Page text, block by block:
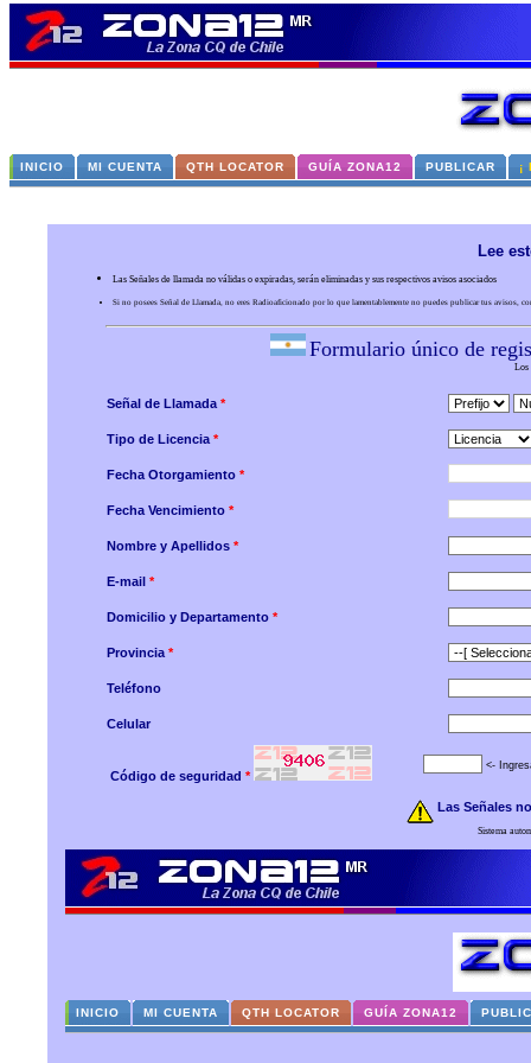
INICIO MI CUENTA QTH LOCATOR GUÍA ZONA12 PUBLICAR ¡
Lee
Las Señales de llamada no válidas o expiradas, serán eliminadas y sus respectivos avisos asociados
Si no posees Señal de Llamada, no eres Radioaficionado por lo que lamentablemente no puedes publicar tus avisos,
Formulario único de
Los
Señal de Llamada *
Tipo de Licencia *
Fecha Otorgamiento *
Fecha Vencimiento *
Nombre y Apellidos *
E-mail *
Domicilio y Departamento *
Provincia *
Teléfono
Celular
Código de seguridad *
<-
Las Señales
Sistema
INICIO MI CUENTA QTH LOCATOR GUÍA ZONA12